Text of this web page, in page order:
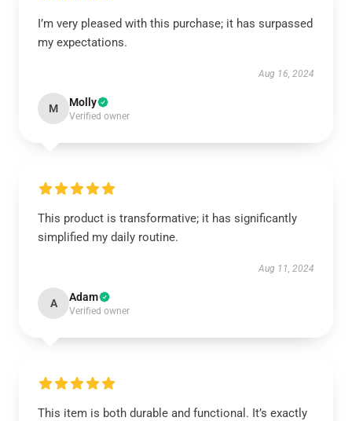
I’m very pleased with this purchase; it has surpassed
my expectations.
Aug 16, 2024
M Molly
Verified owner
This product is transformative; it has significantly
simplified my daily routine.
Aug 11, 2024
A Adam
Verified owner
This item is both durable and functional. It’s exactly